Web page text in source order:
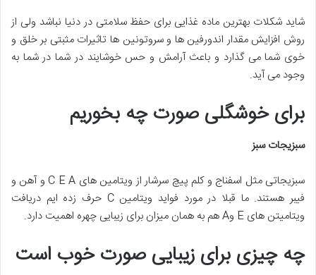
شاید شکلات بهترین ماده غذایی برای حفظ سلامتی در دنیا نباشد ولی از
روش افزایش مقدار اندورفین ها و سروتونین ها تاثیرات مثبتی بر خلق و
خوی شما می گذارد و باعث آرامش و حس خوشایند در شما در شما به
وجود می آید.
برای خوشگلی صورت چه بخوریم
سبزیجات سبز
سبزیجاتی مثل اسفناج و کلم پیچ سرشار از ویتامین های C E A و آهن و
فیبر هستند. ما قبلا در مورد فواید ویتامین C حرف زده ایم دریافت
ویتامیتن های E وA هم به همان میزان برای زیبایی چهره اهمیت دارد.
چه چیزی برای زیبایی صورت خوب است